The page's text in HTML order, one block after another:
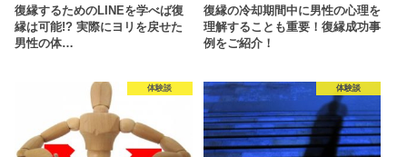
復縁するためのLINEを学べば復
縁は可能!? 実際にヨリを戻せた
男性の体…
復縁の冷却期間中に男性の心理を
理解することも重要！復縁成功事
例をご紹介！
体験談 体験談